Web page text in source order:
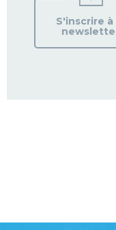
S'inscrire à